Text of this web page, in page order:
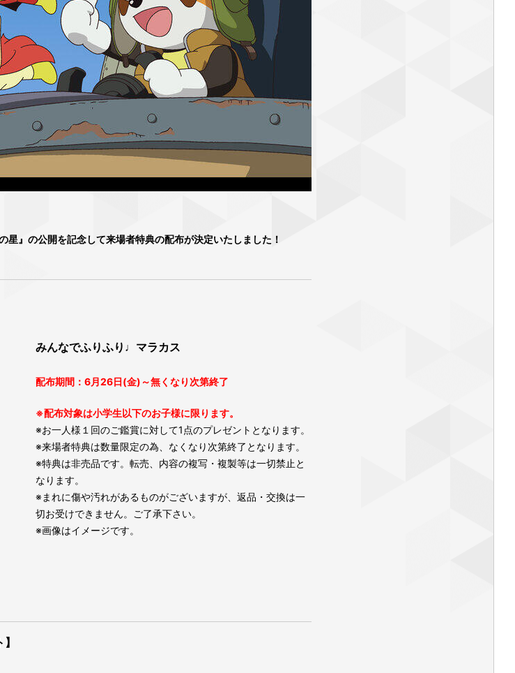
』の公開を記念して来場者特典の配布が決定いたしました！
みんなでふりふり♩マラカス
配布期間：6月26日(金)～無くなり次第終了
※配布対象は小学生以下のお子様に限ります。
※お一人様１回のご鑑賞に対して1点のプレゼントとなります。
※来場者特典は数量限定の為、なくなり次第終了となります。
※特典は非売品です。転売、内容の複写・複製等は一切禁止と
なります。
※まれに傷や汚れがあるものがございますが、返品・交換は一
切お受けできません。ご了承下さい。
※画像はイメージです。